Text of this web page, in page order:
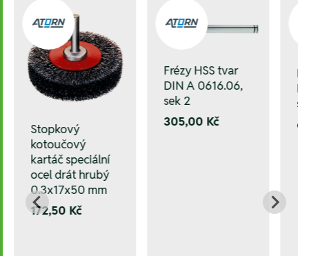
Stopkový
kotoučový
kartáč speciální
ocel drát hrubý
0.3x17x50 mm
172,50 Kč
Frézy HSS tvar
DIN A 0616.06,
sek 2
305,00 Kč